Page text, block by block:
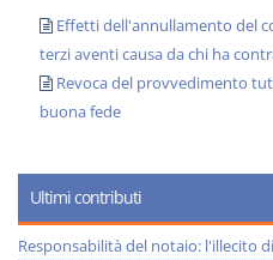
Effetti dell'annullamento del
terzi aventi causa da chi ha
Revoca del provvedimento
buona fede
Ultimi contributi
Responsabilità del notaio: l'illecito